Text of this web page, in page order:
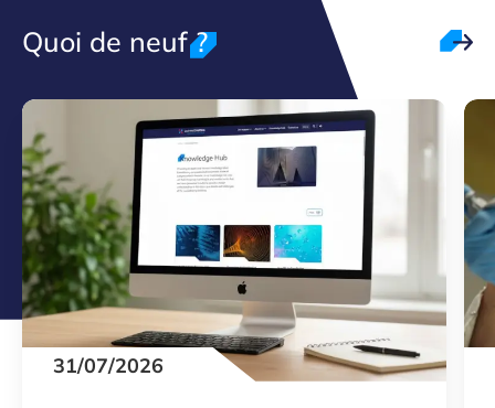
Quoi de neuf ?
31/07/2026